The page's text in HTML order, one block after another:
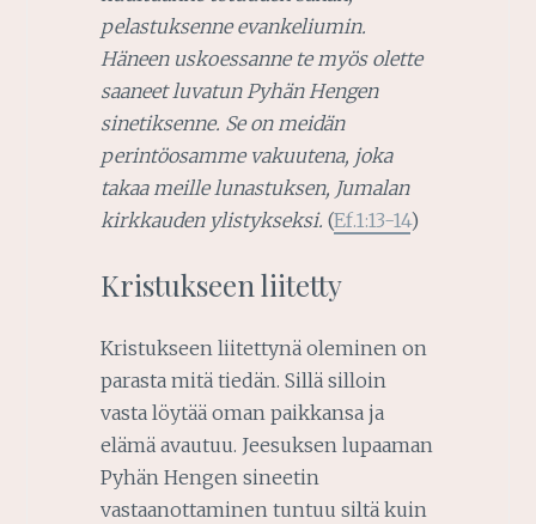
pelastuksenne evankeliumin.
Häneen uskoessanne te myös olette
saaneet luvatun Pyhän Hengen
sinetiksenne. Se on meidän
perintöosamme vakuutena, joka
takaa meille lunastuksen, Jumalan
kirkkauden ylistykseksi. (Ef.1:13-14)
Kristukseen liitetty
Kristukseen liitettynä oleminen on
parasta mitä tiedän. Sillä silloin
vasta löytää oman paikkansa ja
elämä avautuu. Jeesuksen lupaaman
Pyhän Hengen sineetin
vastaanottaminen tuntuu siltä kuin